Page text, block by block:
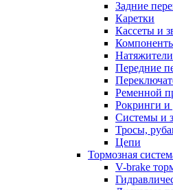
Задние
Каретки
Кассеты и
Передние
Ременной
Рокринги и
Системы и
Тросы,
Цепи
Тормозная
V-brake